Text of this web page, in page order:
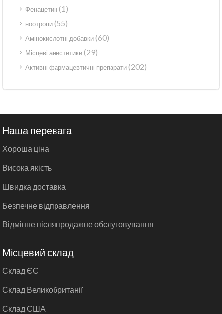
Фенацетин(1)
ноотропи(55)
Амінокислотні добавки(60)
Місцеві анестетики(29)
Активні фармацевтичні препарати(202)
Наша перевага
Хороша ціна
Висока якість
Швидка доставка
Безпечне відправлення
Відмінне післяпродажне обслуговування
Місцевий склад
Склад ЄС
Склад Великобританії
Склад США